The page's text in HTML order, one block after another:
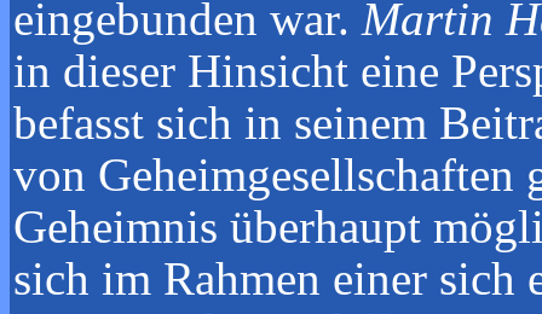
eingebunden war. Martin
in dieser Hinsicht eine
befasst sich in seinem
von Geheimgesellschaften
Geheimnis überhaupt
sich im Rahmen einer sich